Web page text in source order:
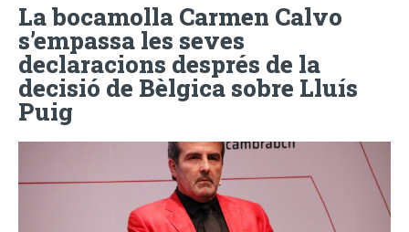
La bocamolla Carmen Calvo
s’empassa les seves
declaracions després de la
decisió de Bèlgica sobre Lluís
Puig